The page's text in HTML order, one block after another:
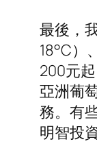
最後，
18°C）
200元
亞洲葡
務。有
明智投